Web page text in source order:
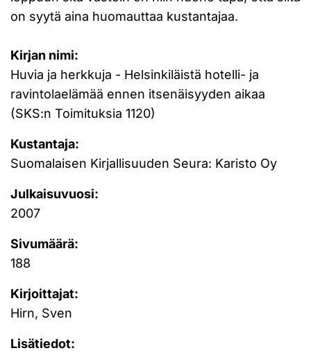
on syytä aina huomauttaa kustantajaa.
Kirjan nimi:
Huvia ja herkkuja - Helsinkiläistä hotelli- ja
ravintolaelämää ennen itsenäisyyden aikaa
(SKS:n Toimituksia 1120)
Kustantaja:
Suomalaisen Kirjallisuuden Seura: Karisto Oy
Julkaisuvuosi:
2007
Sivumäärä:
188
Kirjoittajat:
Hirn, Sven
Lisätiedot: